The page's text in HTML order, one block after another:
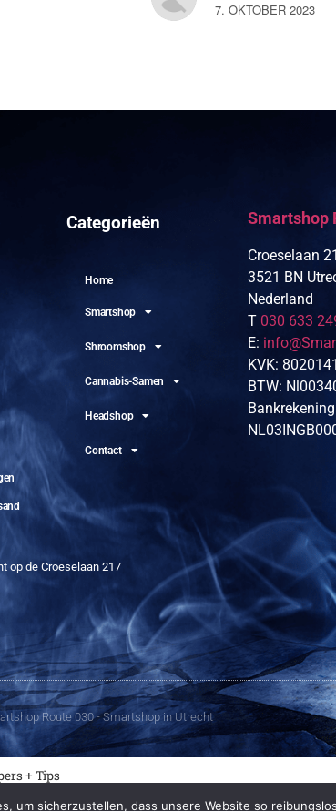
7. OKTOBER 2023
Categorieën
Home
Smartshop
Shroomshop
Cannabis-Samen
Headshop
Contact
Smartshop
Croeselaan
3521 BN
Nederland
T 030 633
E:
KVK:
BTW:
Bankrekening
op de Croeselaan 217
Route 030 - Smartshop in Utrecht
+ Tips
um sicherzustellen, dass unsere Website so